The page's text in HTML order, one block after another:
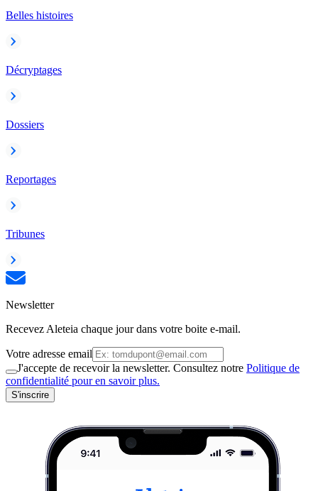
Belles histoires
Décryptages
Dossiers
Reportages
Tribunes
Newsletter
Recevez Aleteia chaque jour dans votre boite e-mail.
Votre adresse email
J'accepte de recevoir la newsletter. Consultez notre Politique de
confidentialité pour en savoir plus.
S'inscrire